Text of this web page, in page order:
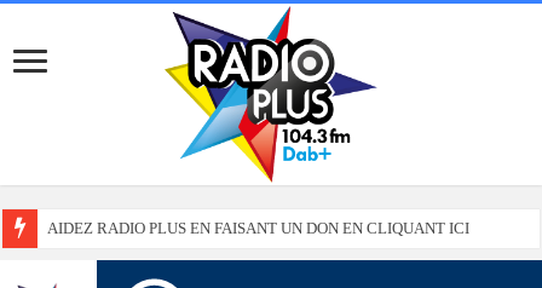
AIDEZ RADIO PLUS EN FAISANT UN DON EN CLIQUANT ICI